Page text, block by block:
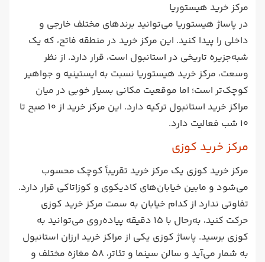
مرکز خرید هیستوریا
در پاساژ هیستوریا می‌توانید برندهای مختلف خارجی و
داخلی را پیدا کنید. این مرکز خرید در منطقه فاتح، که یک
شبه‌جزیره تاریخی در استانبول است، قرار دارد. از نظر
وسعت، مرکز خرید هیستوریا نسبت به ایستینیه و جواهیر
کوچک‌تر است؛ اما موقعیت مکانی بسیار خوبی در میان
مراکز خرید استانبول ترکیه دارد. این مرکز خرید از 10 صبح تا
10 شب فعالیت دارد.
مرکز خرید کوزی
مرکز خرید کوزی یک مرکز خرید تقریباً کوچک محسوب
می‌شود و مابین خیابان‌های کادیکوی و کوزاتاکی قرار دارد.
تفاوتی ندارد از کدام خیابان به سمت مرکز خرید کوزی
حرکت کنید، به‌رحال با 15 دقیقه پیاده‌روی می‌توانید به
کوزی برسید. پاساژ کوزی یکی از مراکز خرید ارزان استانبول
به شمار می‌آید و سالن سینما و تئاتر، 58 مغازه مختلف و